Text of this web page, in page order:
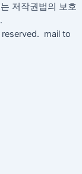
저작권법의 보호
mail to